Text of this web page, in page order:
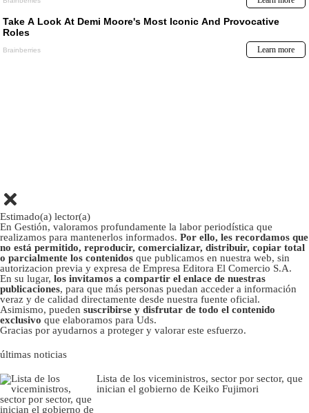
Estimado(a) lector(a)
En Gestión, valoramos profundamente la labor periodística que
realizamos para mantenerlos informados. Por ello, les recordamos que
no está permitido, reproducir, comercializar, distribuir, copiar total
o parcialmente los contenidos que publicamos en nuestra web, sin
autorizacion previa y expresa de Empresa Editora El Comercio S.A.
En su lugar, los invitamos a compartir el enlace de nuestras
publicaciones, para que más personas puedan acceder a información
veraz y de calidad directamente desde nuestra fuente oficial.
Asimismo, pueden suscribirse y disfrutar de todo el contenido
exclusivo que elaboramos para Uds.
Gracias por ayudarnos a proteger y valorar este esfuerzo.
últimas noticias
Lista de los viceministros, sector por sector, que
inician el gobierno de Keiko Fujimori